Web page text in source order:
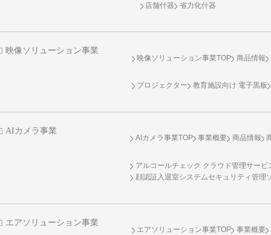
店舗什器 省力化什器
映像ソリューション事業
映像ソリューション事業TOP 商品情報
プロジェクター 教育施設向け 電子黒板
AIカメラ事業
AIカメラ事業TOP 事業概要 商品情報
アルコールチェック クラウド管理サービ
顔認証入退室システムセキュリティ管理
エアソリューション事業
エアソリューション事業TOP 事業概要